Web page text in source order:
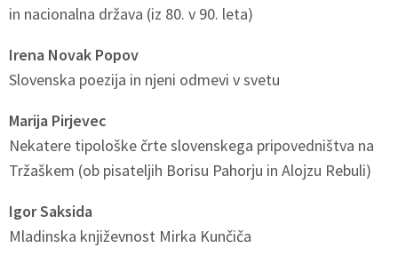
in nacionalna država (iz 80. v 90. leta)
Irena Novak Popov
Slovenska poezija in njeni odmevi v svetu
Marija Pirjevec
Nekatere tipološke črte slovenskega pripovedništva na
Tržaškem (ob pisateljih Borisu Pahorju in Alojzu Rebuli)
Igor Saksida
Mladinska književnost Mirka Kunčiča